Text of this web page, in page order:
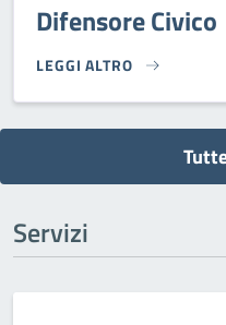
Difensore Civico
LEGGI ALTRO
DIFENSORE CIVICO}
Servizi